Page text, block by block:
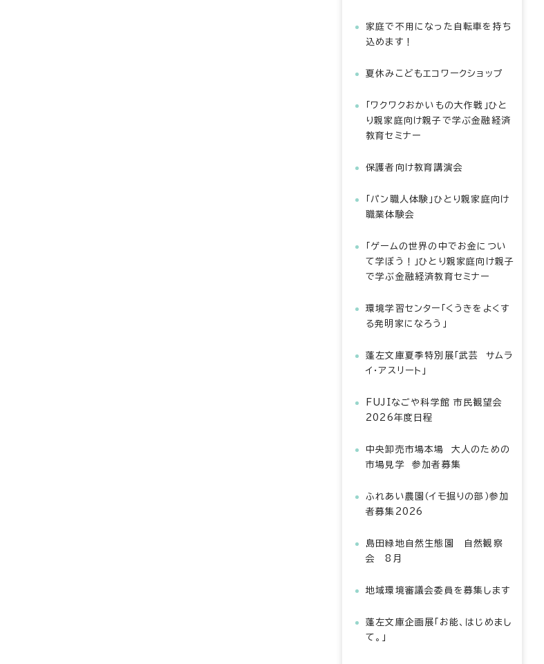
家庭で不用になった自転車を持ち
込めます！
夏休みこどもエコワークショップ
「ワクワクおかいもの大作戦」ひと
り親家庭向け親子で学ぶ金融経済
教育セミナー
保護者向け教育講演会
「パン職人体験」ひとり親家庭向け
職業体験会
「ゲームの世界の中でお金につい
て学ぼう！」ひとり親家庭向け親子
で学ぶ金融経済教育セミナー
環境学習センター「くうきをよくす
る発明家になろう」
蓬左文庫夏季特別展「武芸 サムラ
イ・アスリート」
FUJIなごや科学館 市民観望会
2026年度日程
中央卸売市場本場 大人のための
市場見学 参加者募集
ふれあい農園（イモ掘りの部）参加
者募集2026
島田緑地自然生態園 自然観察
会 8月
地域環境審議会委員を募集します
蓬左文庫企画展「お能、はじめまし
て。」